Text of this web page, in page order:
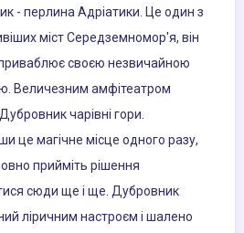
- перлина Адріатики. Це один з
міст Середземномор'я, він
своєю незвичайною
Величезним амфітеатром
чарівні гори.
це магічне місце одного разу,
прийміть рішення
сюди ще і ще. Дубровник
ліричним настроєм і шалено